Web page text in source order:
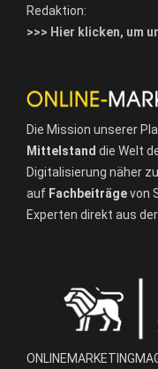
Redaktion:
>>> Hier klicken, um
Die Mission unserer
Mittelstand die Welt
Digitalisierung näher
auf Fachbeiträgevon
Experten direkt aus